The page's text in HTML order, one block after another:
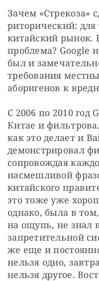
Зачем «Стрекоза»
риторический:
китайский рынок.
проблема? Google
был и
требования
аборигенов к
С 2006 по 2010 год
Китае и
как это делает и
демонстрировал
сопровождая
насмешливой
китайского
это тоже уже
однако, была в
на ощупь, не знал
запретительной
же еще и
нельзя одно,
нельзя другое.